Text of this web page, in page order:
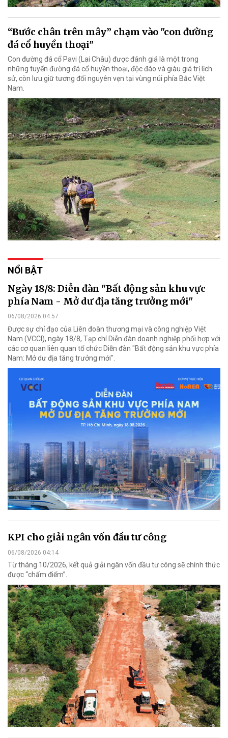
“Bước chân trên mây” chạm vào "con đường
đá cổ huyền thoại"
Con đường đá cổ Pavi (Lai Châu) được đánh giá là một trong
những tuyến đường đá cổ huyền thoại, độc đáo và giàu giá trị lịch
sử, còn lưu giữ tương đối nguyên vẹn tại vùng núi phía Bắc Việt
Nam.
NỔI BẬT
Ngày 18/8: Diễn đàn "Bất động sản khu vực
phía Nam - Mở dư địa tăng trưởng mới"
06/08/2026 04:57
Được sự chỉ đạo của Liên đoàn thương mại và công nghiệp Việt
Nam (VCCI), ngày 18/8, Tạp chí Diễn đàn doanh nghiệp phối hợp với
các cơ quan liên quan tổ chức Diễn đàn "Bất động sản khu vực phía
Nam: Mở dư địa tăng trưởng mới".
KPI cho giải ngân vốn đầu tư công
06/08/2026 04:14
Từ tháng 10/2026, kết quả giải ngân vốn đầu tư công sẽ chính thức
được “chấm điểm”.